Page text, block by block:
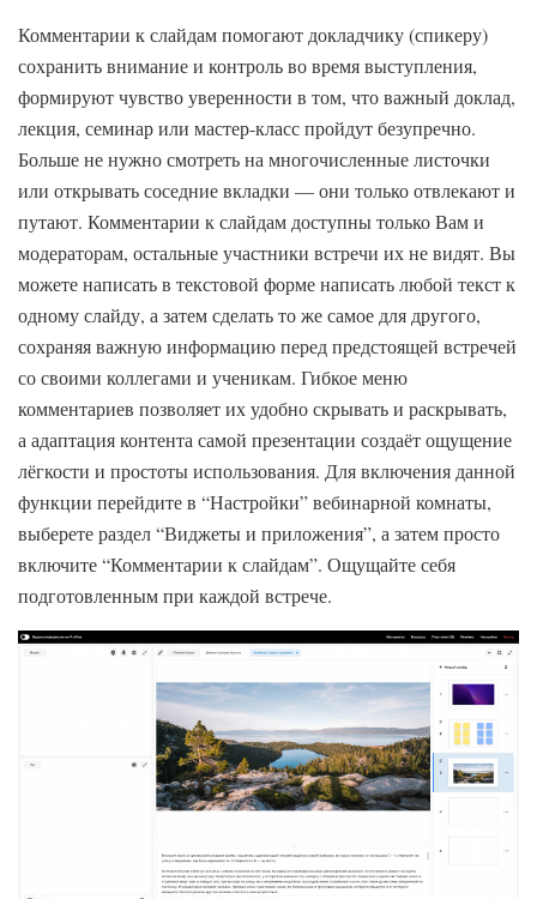
Комментарии к слайдам помогают докладчику (спикеру)
сохранить внимание и контроль во время выступления,
формируют чувство уверенности в том, что важный доклад,
лекция, семинар или мастер-класс пройдут безупречно.
Больше не нужно смотреть на многочисленные листочки
или открывать соседние вкладки — они только отвлекают и
путают. Комментарии к слайдам доступны только Вам и
модераторам, остальные участники встречи их не видят. Вы
можете написать в текстовой форме написать любой текст к
одному слайду, а затем сделать то же самое для другого,
сохраняя важную информацию перед предстоящей встречей
со своими коллегами и ученикам. Гибкое меню
комментариев позволяет их удобно скрывать и раскрывать,
а адаптация контента самой презентации создаёт ощущение
лёгкости и простоты использования. Для включения данной
функции перейдите в “Настройки” вебинарной комнаты,
выберете раздел “Виджеты и приложения”, а затем просто
включите “Комментарии к слайдам”. Ощущайте себя
подготовленным при каждой встрече.